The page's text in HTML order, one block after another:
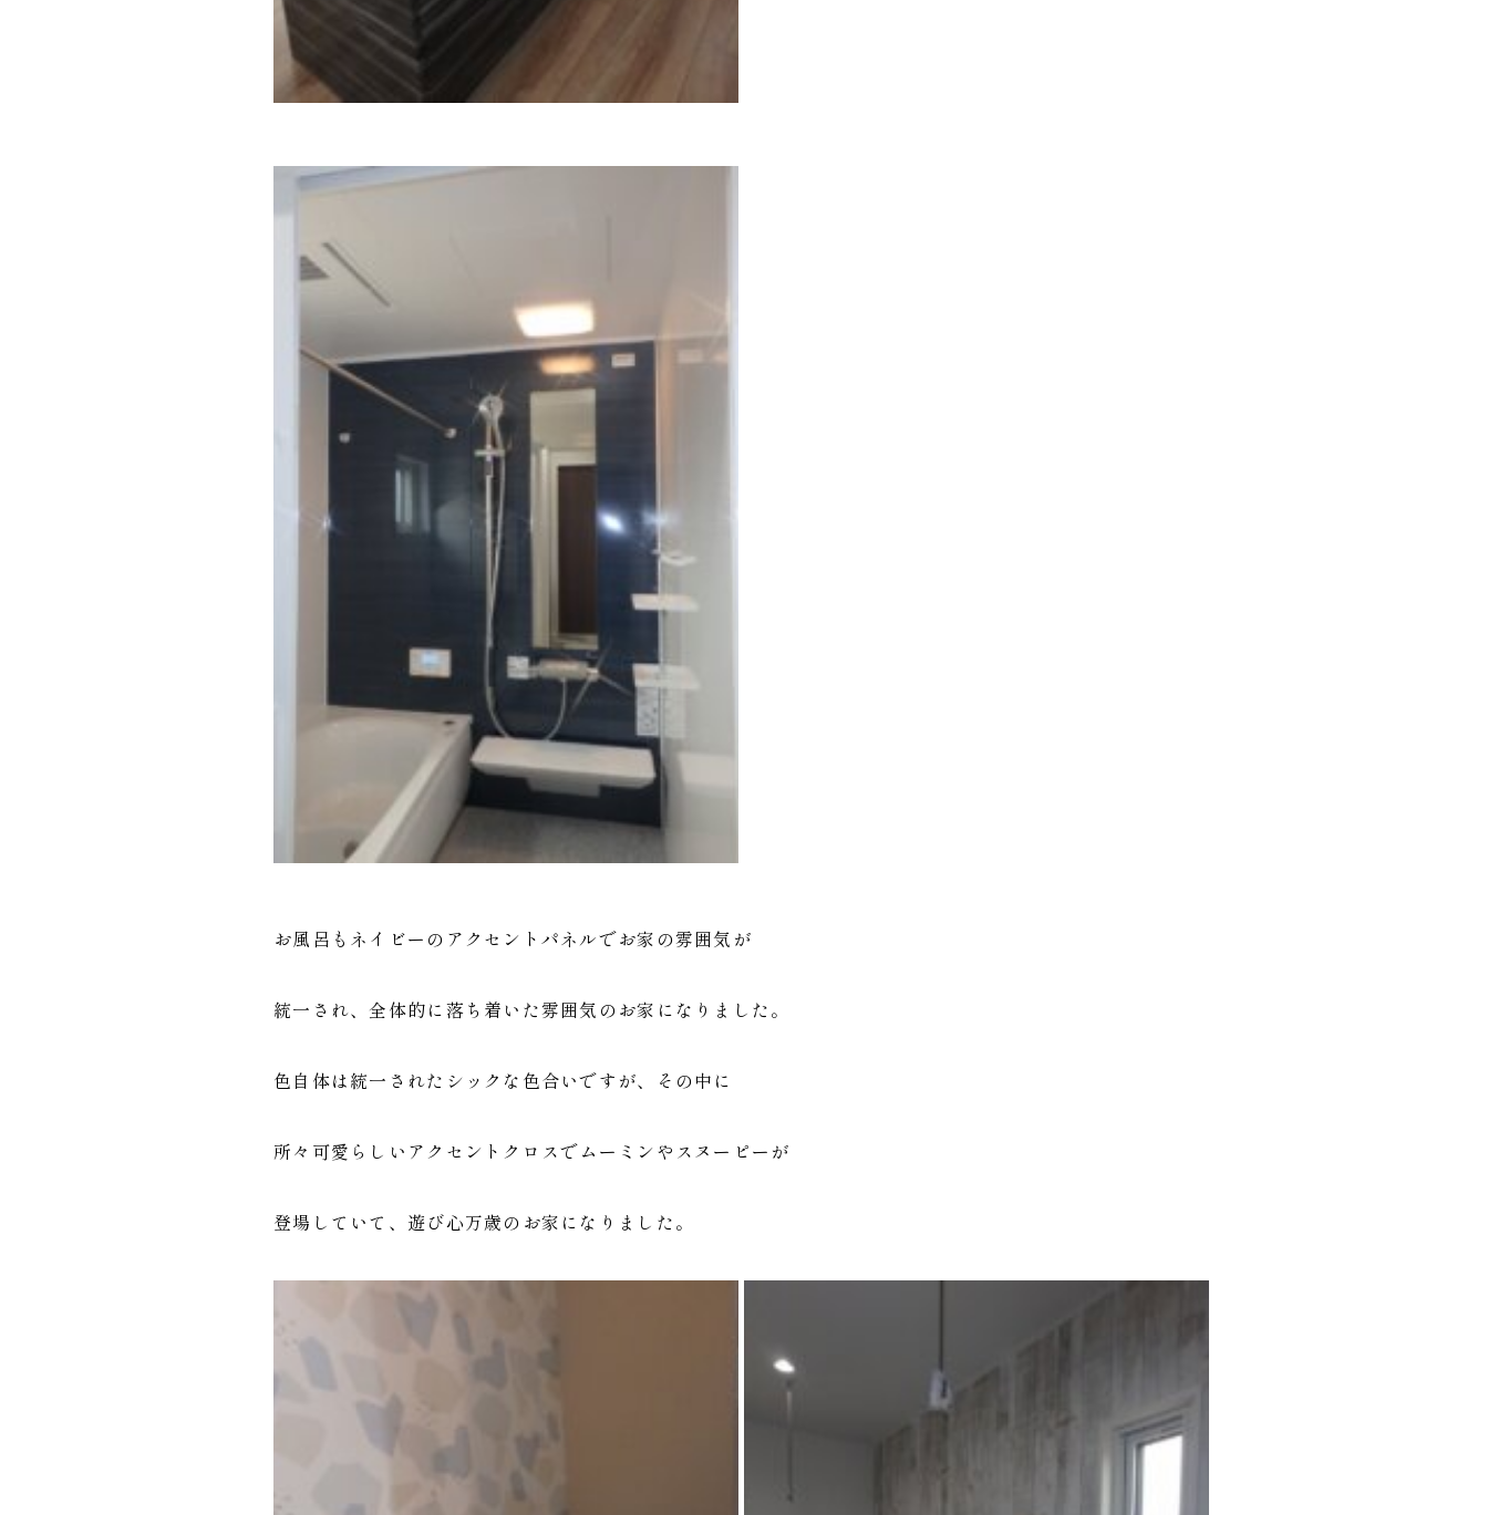
お風呂もネイビーのアクセントパネルでお家の雰囲気が
統一され、全体的に落ち着いた雰囲気のお家になりました。
色自体は統一されたシックな色合いですが、その中に
所々可愛らしいアクセントクロスでムーミンやスヌーピーが
登場していて、遊び心万歳のお家になりました。